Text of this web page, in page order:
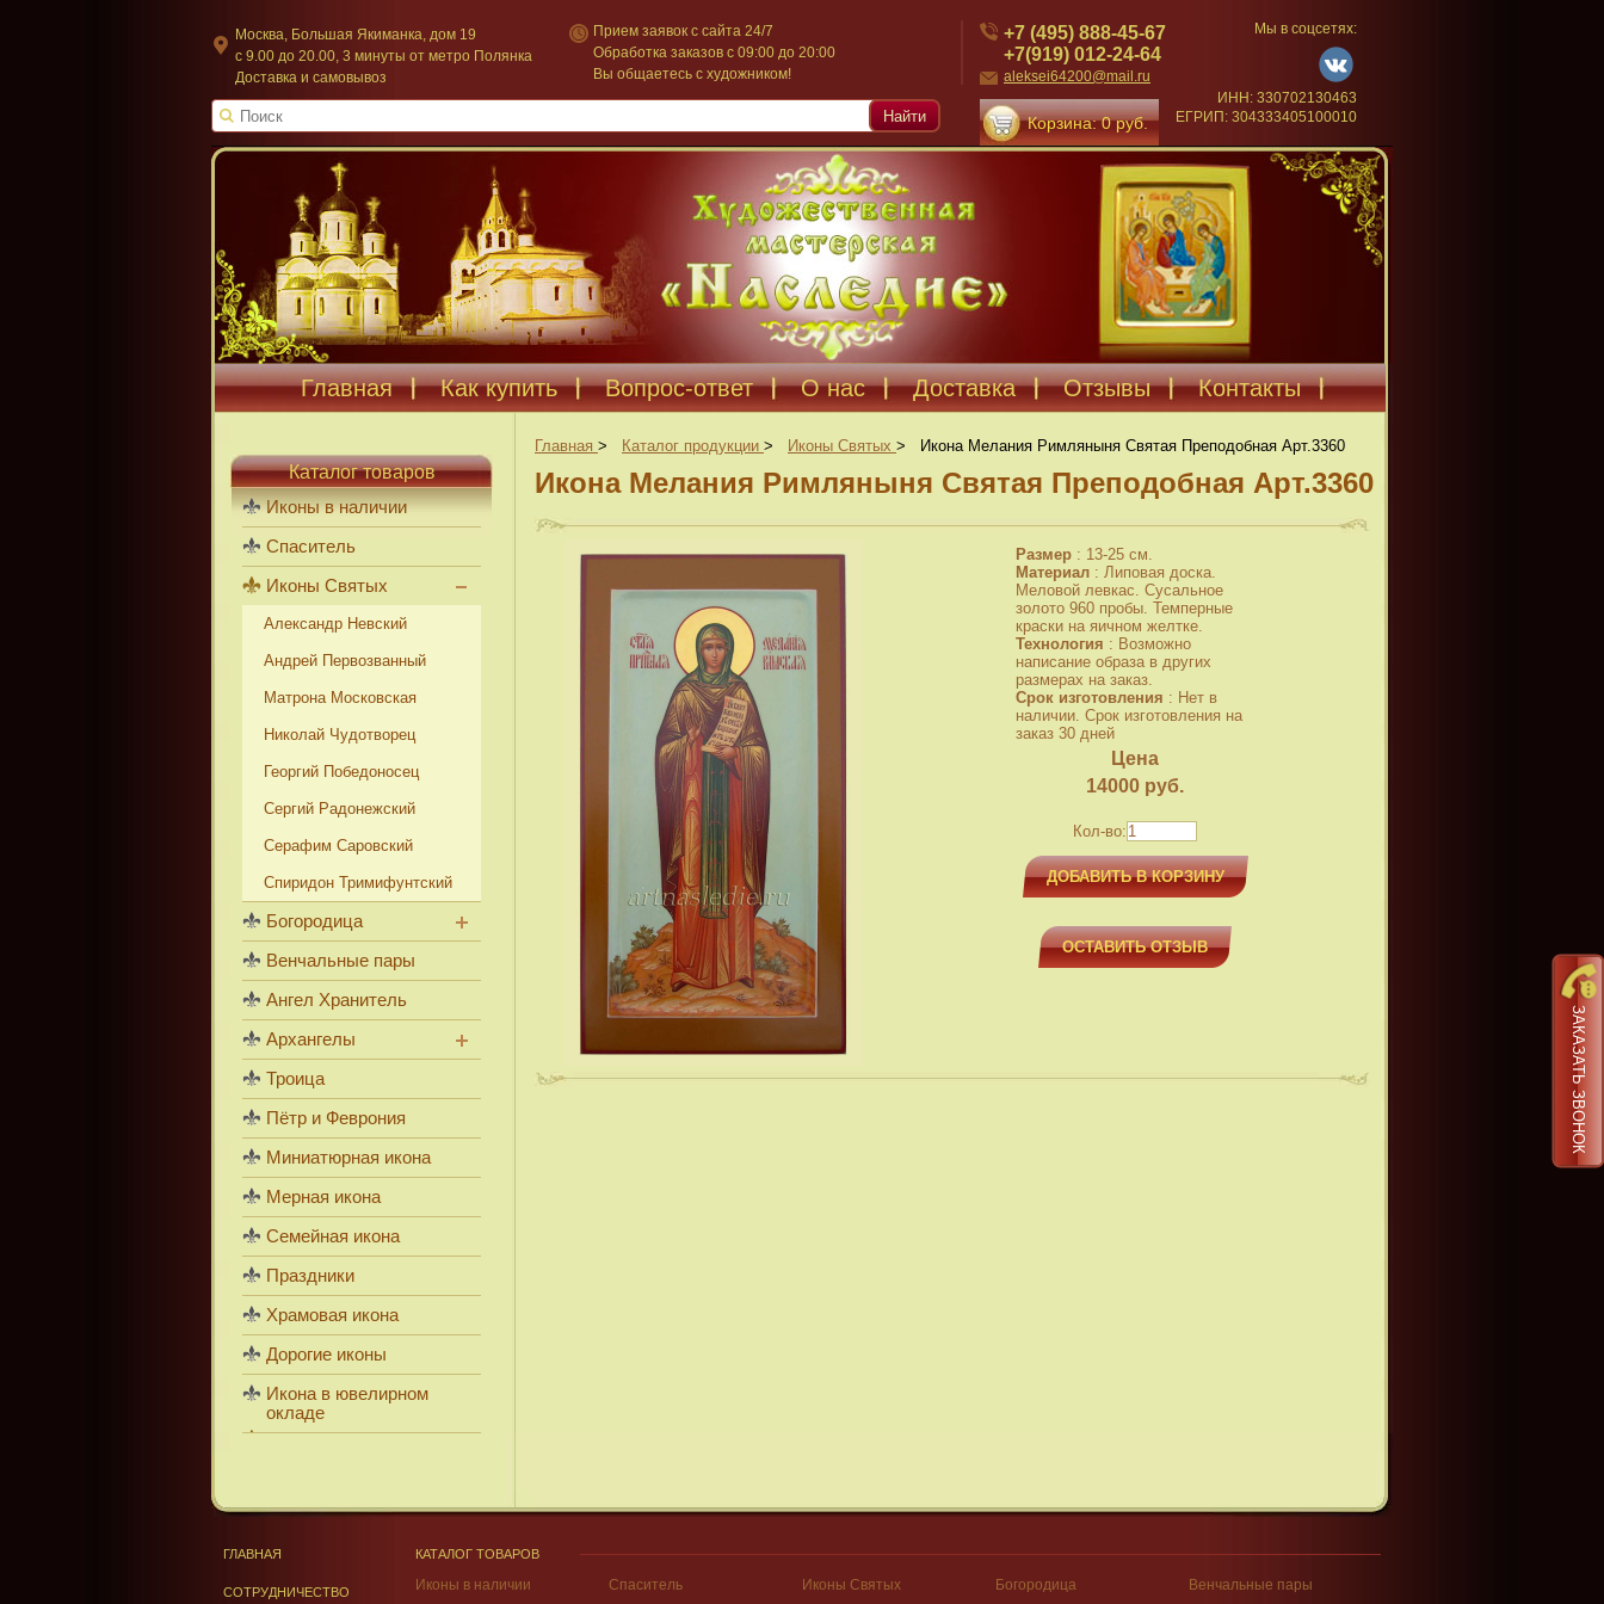
Москва, Большая Якиманка, дом 19
c 9.00 до 20.00, 3 минуты от метро Полянка
Доставка и самовывоз
Прием заявок с сайта 24/7
Обработка заказов с 09:00 до 20:00
Вы общаетесь с художником!
+7 (495) 888-45-67
+7(919) 012-24-64
aleksei64200@mail.ru
Корзина: 0 руб.
Мы в соцсетях:
ИНН: 330702130463
ЕГРИП: 304333405100010
Найти
Главная Как купить Вопрос-ответ О нас Доставка Отзывы Контакты
Главная > Каталог продукции > Иконы Святых > Икона Мелания Римляныня Святая Преподобная Арт.3360
Икона Мелания Римляныня Святая Преподобная Арт.3360
Размер : 13-25 см.
Материал : Липовая доска.
Меловой левкас. Сусальное
золото 960 пробы. Темперные
краски на яичном желтке.
Технология : Возможно
написание образа в других
размерах на заказ.
Срок изготовления : Нет в
наличии. Срок изготовления на
заказ 30 дней
Цена
14000 руб.
Кол-во:
ДОБАВИТЬ В КОРЗИНУ
ОСТАВИТЬ ОТЗЫВ
Каталог товаров
Иконы в наличии
Спаситель
Иконы Святых
Александр Невский
Андрей Первозванный
Матрона Московская
Николай Чудотворец
Георгий Победоносец
Сергий Радонежский
Серафим Саровский
Спиридон Тримифунтский
Богородица
Венчальные пары
Ангел Хранитель
Архангелы
Троица
Пётр и Феврония
Миниатюрная икона
Мерная икона
Семейная икона
Праздники
Храмовая икона
Дорогие иконы
Икона в ювелирном
окладе
ЗАКАЗАТЬ ЗВОНОК
ГЛАВНАЯ
СОТРУДНИЧЕСТВО
КАТАЛОГ ТОВАРОВ
Иконы в наличии Спаситель Иконы Святых Богородица Венчальные пары